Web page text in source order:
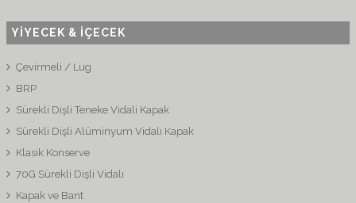
YİYECEK & İÇECEK
Çevirmeli / Lug
BRP
Sürekli Dişli Teneke Vidali Kapak
Sürekli Dişli Alüminyum Vidalı Kapak
Klasik Konserve
70G Sürekli Dişli Vidalı
Kapak ve Bant